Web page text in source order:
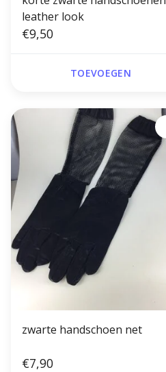
leather look
€9,50
TOEVOEGEN
zwarte handschoen net
€7,90